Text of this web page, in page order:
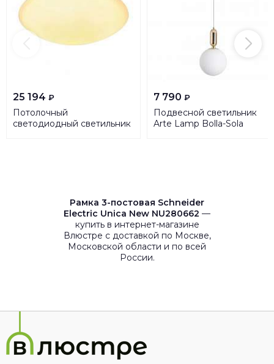
25 194 ₽
Потолочный
светодиодный светильник
7 790 ₽
Подвесной светильник
Arte Lamp Bolla-Sola
Рамка 3-постовая Schneider
Electric Unica New NU280662 —
купить в интернет-магазине
Влюстре с доставкой по Москве,
Московской области и по всей
России.